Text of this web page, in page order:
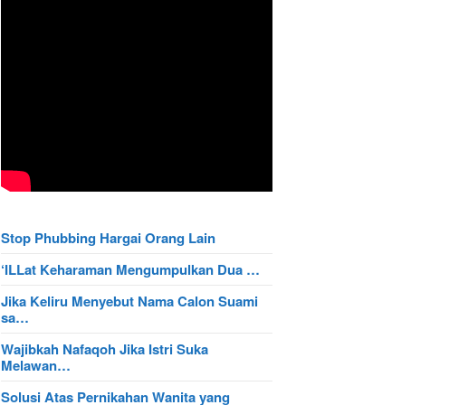
Stop Phubbing Hargai Orang Lain
‘ILLat Keharaman Mengumpulkan Dua …
Jika Keliru Menyebut Nama Calon Suami
sa…
Wajibkah Nafaqoh Jika Istri Suka
Melawan…
Solusi Atas Pernikahan Wanita yang